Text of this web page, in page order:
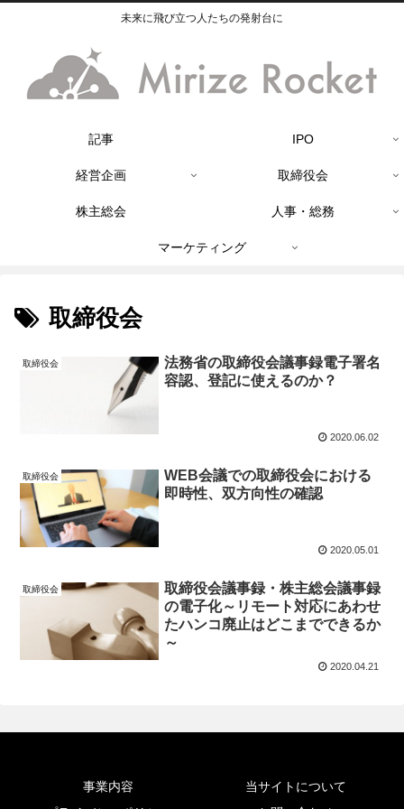
未来に飛び立つ人たちの発射台に
記事 IPO
経営企画 取締役会
株主総会 人事・総務
マーケティング
取締役会
取締役会
法務省の取締役会議事録電子署名
容認、登記に使えるのか？
2020.06.02
取締役会
WEB会議での取締役会における
即時性、双方向性の確認
2020.05.01
取締役会
取締役会議事録・株主総会議事録
の電子化～リモート対応にあわせ
たハンコ廃止はどこまでできるか
～
2020.04.21
事業内容
当サイトについて